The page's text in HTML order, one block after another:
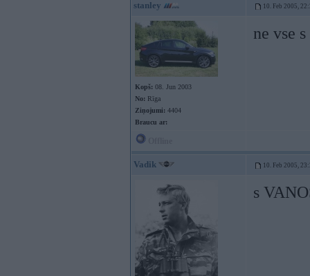
stanley 10. Feb 2005,
Kopš: 08. Jun 2003
No: Rīga
Ziņojumi: 4404
Braucu ar:
ne vse
Vadik 10. Feb 2005,
s